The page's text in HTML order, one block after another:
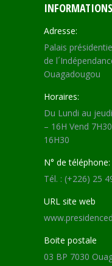
Adresse:
Palais
de
Ouagadougou
Horaires:
Du Lundi au
– 16H Vend
16H30
N° de téléphone:
Tél. : (+226) 25
URL site web
Boite postale
03 BP 7030